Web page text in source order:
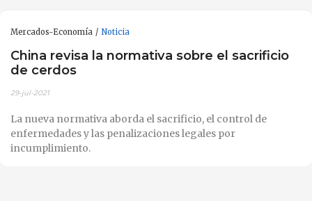
Mercados-Economía Noticia
China revisa la normativa sobre el sacrificio
de cerdos
29-jul-2021
La nueva normativa aborda el sacrificio, el control de
enfermedades y las penalizaciones legales por
incumplimiento.